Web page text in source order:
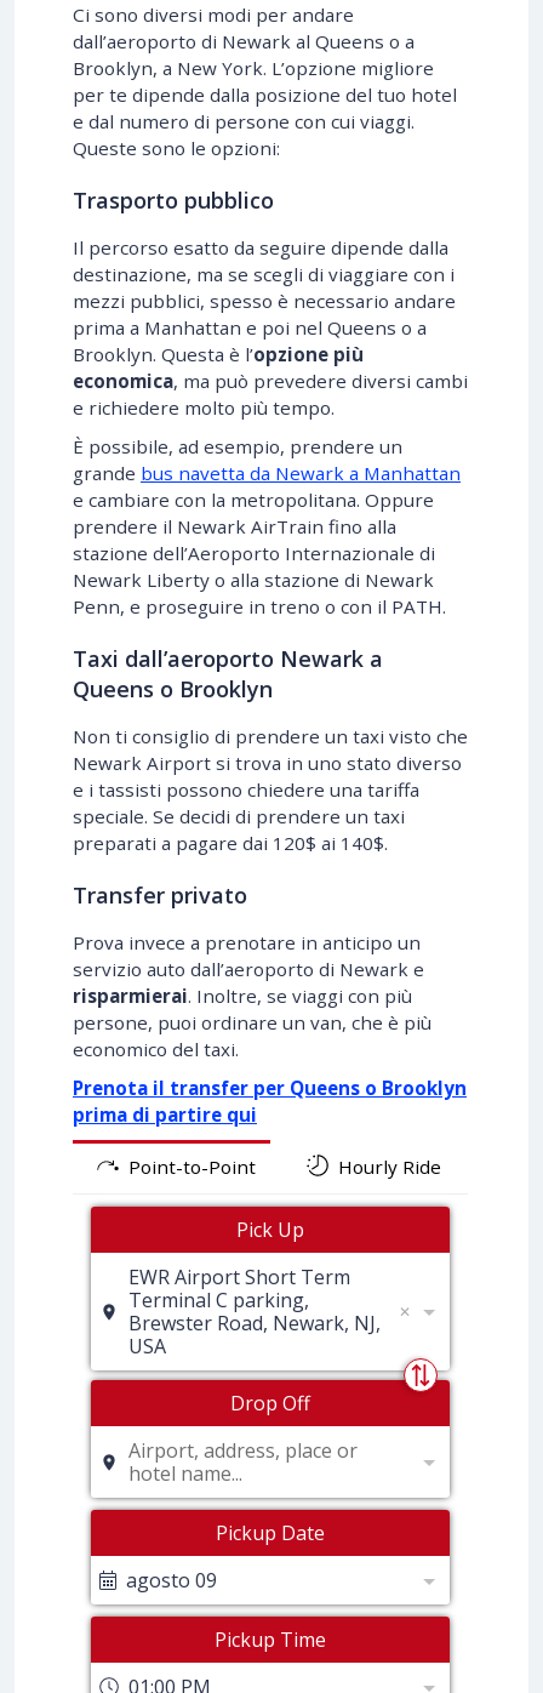
Ci sono diversi modi per andare
dall’aeroporto di Newark al Queens o a
Brooklyn, a New York. L’opzione migliore
per te dipende dalla posizione del tuo hotel
e dal numero di persone con cui viaggi.
Queste sono le opzioni:
Trasporto pubblico
Il percorso esatto da seguire dipende dalla
destinazione, ma se scegli di viaggiare con i
mezzi pubblici, spesso è necessario andare
prima a Manhattan e poi nel Queens o a
Brooklyn. Questa è l’opzione più
economica, ma può prevedere diversi cambi
e richiedere molto più tempo.
È possibile, ad esempio, prendere un
grande bus navetta da Newark a Manhattan
e cambiare con la metropolitana. Oppure
prendere il Newark AirTrain fino alla
stazione dell’Aeroporto Internazionale di
Newark Liberty o alla stazione di Newark
Penn, e proseguire in treno o con il PATH.
Taxi dall’aeroporto Newark a
Queens o Brooklyn
Non ti consiglio di prendere un taxi visto che
Newark Airport si trova in uno stato diverso
e i tassisti possono chiedere una tariffa
speciale. Se decidi di prendere un taxi
preparati a pagare dai 120$ ai 140$.
Transfer privato
Prova invece a prenotare in anticipo un
servizio auto dall’aeroporto di Newark e
risparmierai. Inoltre, se viaggi con più
persone, puoi ordinare un van, che è più
economico del taxi.
Prenota il transfer per Queens o Brooklyn
prima di partire qui
Point-to-Point Hourly Ride
Pick Up
EWR Airport Short Term
Terminal C parking,
Brewster Road, Newark, NJ,
USA
Drop Off
Airport, address, place or
hotel name...
Pickup Date
agosto 09
Pickup Time
01:00 PM